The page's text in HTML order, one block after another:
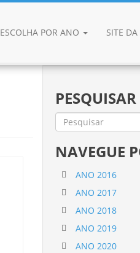
ESCOLHA POR ANO SITE DA
PESQUISAR
NAVEGUE
ANO 2016
ANO 2017
ANO 2018
ANO 2019
ANO 2020